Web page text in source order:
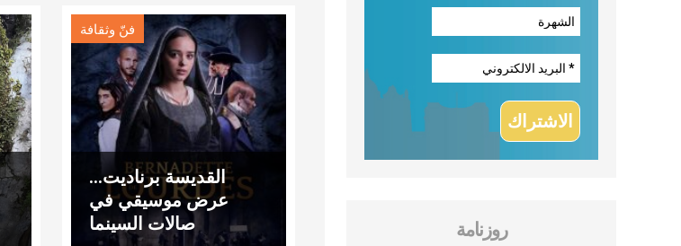
فنّ وثقافة
القديسة برناديت…
عرض موسيقي في
صالات السينما
روزنامة